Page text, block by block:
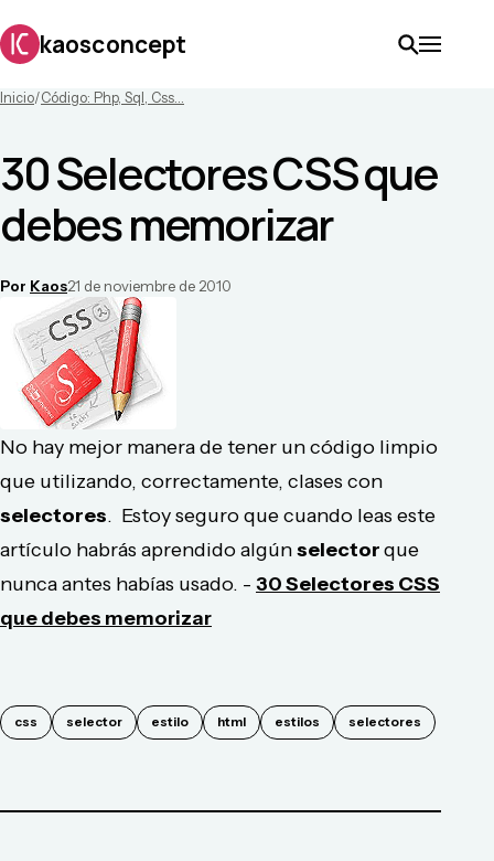
kaosconcept
Inicio/Código: Php, Sql, Css...
30 Selectores CSS que
debes memorizar
Por Kaos21 de noviembre de 2010
No hay mejor manera de tener un código limpio
que utilizando, correctamente, clases con
selectores. Estoy seguro que cuando leas este
artículo habrás aprendido algúnselectorque
nunca antes habías usado. - 30Selectores CSS
que debes memorizar
css selector estilo html estilos selectores